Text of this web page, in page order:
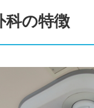
科の特徴